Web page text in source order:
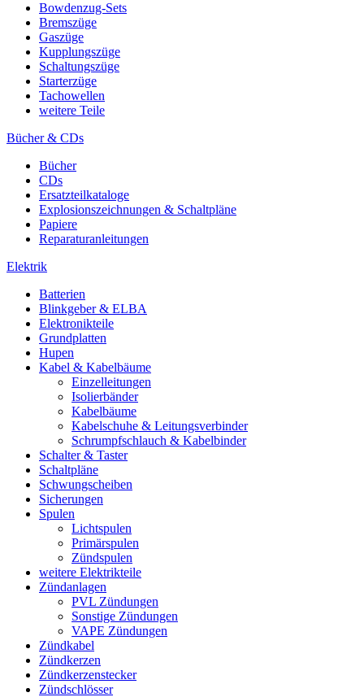
Bowdenzug-Sets
Bremszüge
Gaszüge
Kupplungszüge
Schaltungszüge
Starterzüge
Tachowellen
weitere Teile
Bücher & CDs
Bücher
CDs
Ersatzteilkataloge
Explosionszeichnungen & Schaltpläne
Papiere
Reparaturanleitungen
Elektrik
Batterien
Blinkgeber & ELBA
Elektronikteile
Grundplatten
Hupen
Kabel & Kabelbäume
Einzelleitungen
Isolierbänder
Kabelbäume
Kabelschuhe & Leitungsverbinder
Schrumpfschlauch & Kabelbinder
Schalter & Taster
Schaltpläne
Schwungscheiben
Sicherungen
Spulen
Lichtspulen
Primärspulen
Zündspulen
weitere Elektrikteile
Zündanlagen
PVL Zündungen
Sonstige Zündungen
VAPE Zündungen
Zündkabel
Zündkerzen
Zündkerzenstecker
Zündschlösser